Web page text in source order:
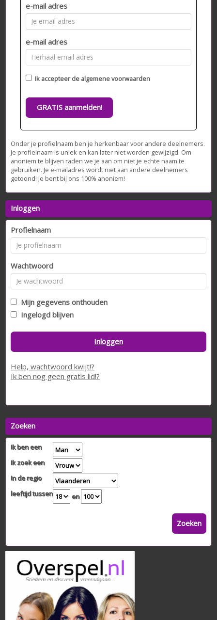
e-mail adres
e-mail adres
Ik accepteer de algemene voorwaarden
GRATIS aanmelden!
Onder je profielnaam ben je herkenbaar voor andere deelnemers.
Je profielnaam is uniek en kan later niet worden gewijzigd. Om
anoniem te blijven raden we je aan om niet je echte naam te
gebruiken. Je e-mailadres wordt niet aan andere deelnemers
getoond! Je bent bij ons 100% anoniem!
Inloggen
Profielnaam
Wachtwoord
Mijn gegevens onthouden
Ingelogd blijven
Inloggen
Help, wachtwoord kwijt!?
Ik ben nog geen gratis lid!?
Zoeken
Ik ben een
Ik zoek een
In de regio
leeftijd tussen
en
Zoeken